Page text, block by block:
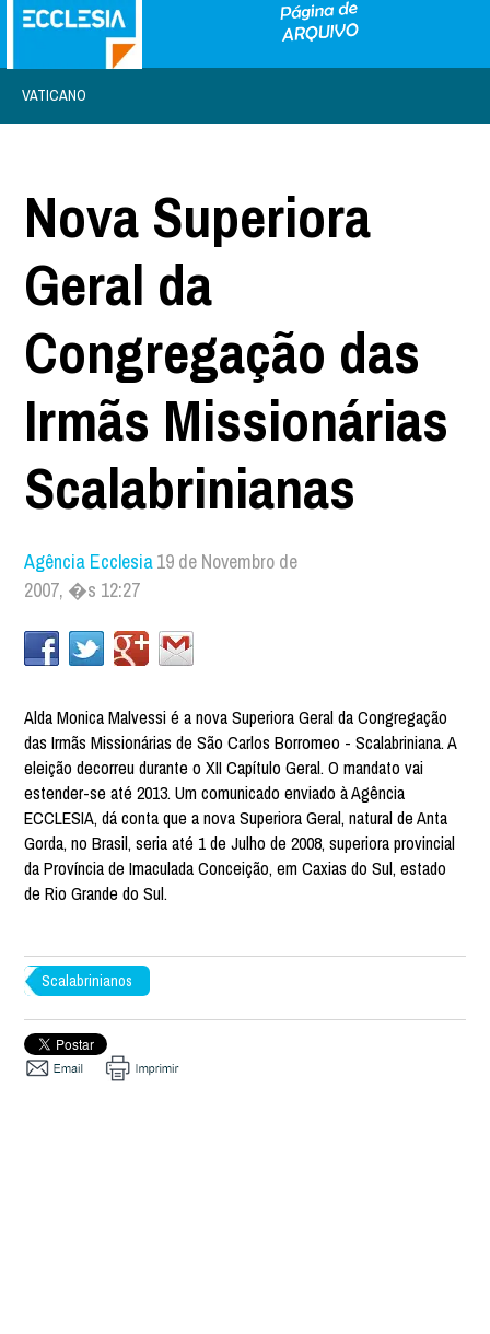
VATICANO
Nova Superiora
Geral da
Congregação das
Irmãs Missionárias
Scalabrinianas
Agência Ecclesia19 de Novembro de
2007, �s 12:27
Alda Monica Malvessi é a nova Superiora Geral da Congregação
das Irmãs Missionárias de São Carlos Borromeo - Scalabriniana. A
eleição decorreu durante o XII Capítulo Geral. O mandato vai
estender-se até 2013. Um comunicado enviado à Agência
ECCLESIA, dá conta que a nova Superiora Geral, natural de Anta
Gorda, no Brasil, seria até 1 de Julho de 2008, superiora provincial
da Província de Imaculada Conceição, em Caxias do Sul, estado
de Rio Grande do Sul.
Scalabrinianos